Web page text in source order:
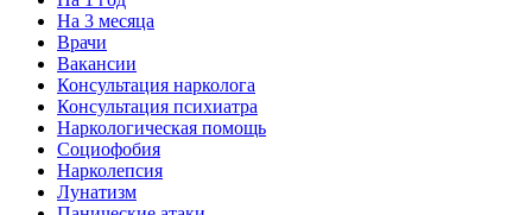
На 3 месяца
Врачи
Вакансии
Консультация нарколога
Консультация психиатра
Наркологическая помощь
Социофобия
Нарколепсия
Лунатизм